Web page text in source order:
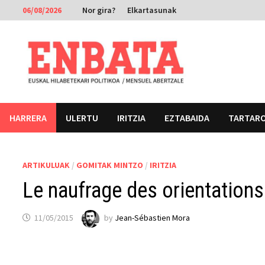
to
content
06/08/2026 Nor gira? Elkartasunak
HARRERA ULERTU IRITZIA EZTABAIDA
ARTIKULUAK / GOMITAK MINTZO / IRITZIA
Le naufrage des
11/05/2015 by Jean-Sébastien Mora